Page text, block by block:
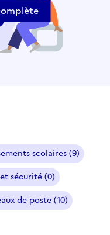
scolaires (9)
sécurité (0)
de poste (10)